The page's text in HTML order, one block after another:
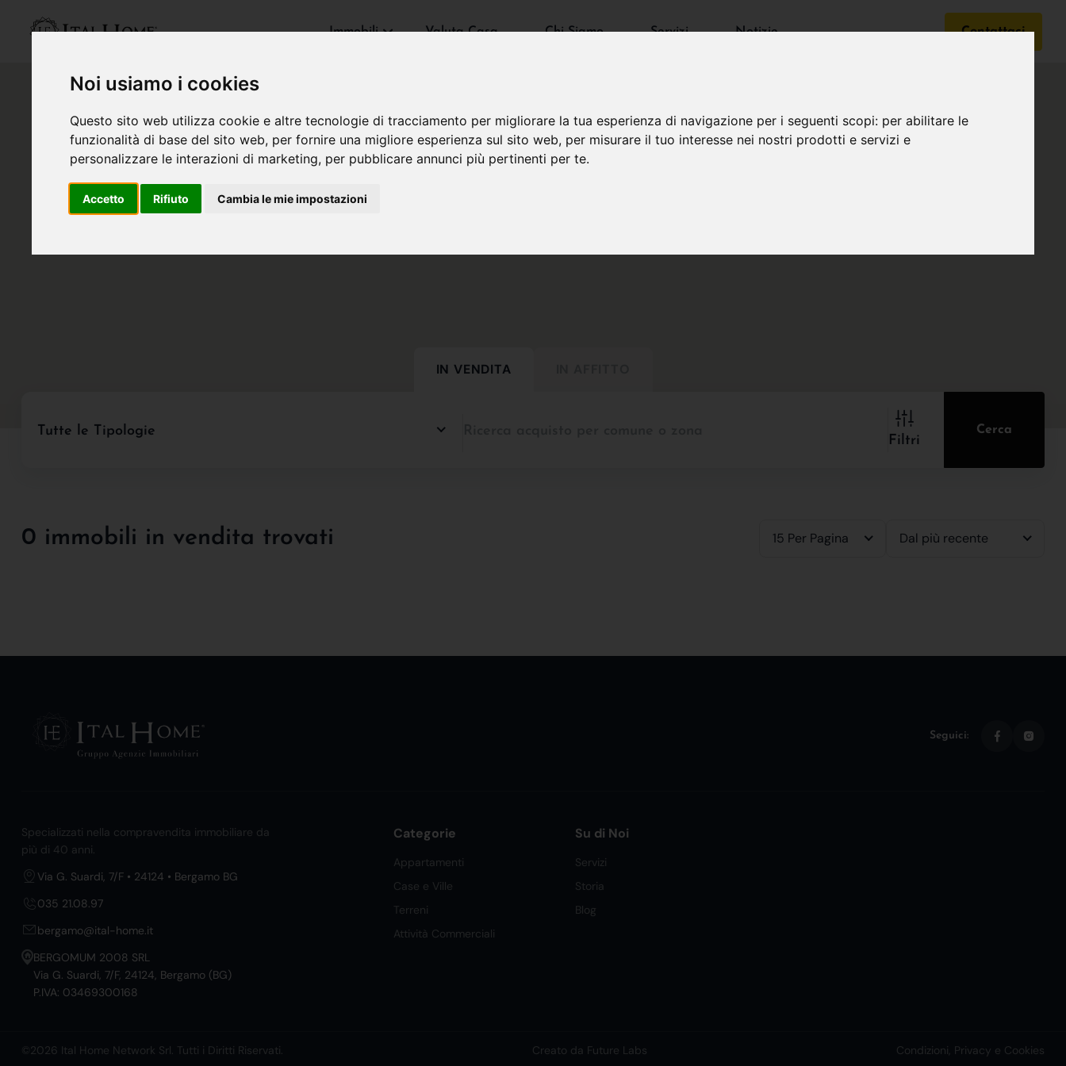
Noi usiamo i cookies
Questo sito web utilizza cookie e altre tecnologie di tracciamento per migliorare la tua esperienza di navigazione per i seguenti scopi: per abilitare le
funzionalità di base del sito web, per fornire una migliore esperienza sul sito web, per misurare il tuo interesse nei nostri prodotti e servizi e
personalizzare le interazioni di marketing, per pubblicare annunci più pertinenti per te.
Accetto Rifiuto Cambia le mie impostazioni
Immobili Valuta Casa Chi Siamo Servizi Notizie Contattaci
IN VENDITA
Tutte le Tipologie
Filtri
Cerca
0 immobili in vendita trovati 15 Per Pagina Dal più recente
Seguici:
Specializzati nella compravendita immobiliare da
più di 40 anni.
Via G. Suardi, 7/F • 24124 • Bergamo BG
035 21.08.97
bergamo@ital-home.it
BERGOMUM 2008 SRL
Via G. Suardi, 7/F, 24124, Bergamo (BG)
P.IVA: 03469300168
Categorie
Appartamenti
Case e Ville
Terreni
Attività Commerciali
Su di Noi
Servizi
Storia
Blog
©2026 Ital Home Network Srl. Tutti i Diritti Riservati. Creato da Future Labs Condizioni, Privacy e Cookies